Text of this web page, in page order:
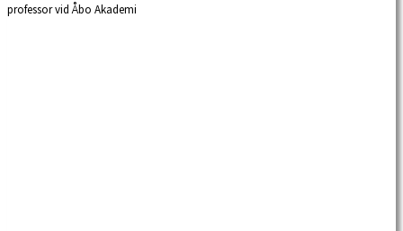
professor vid Åbo Akademi